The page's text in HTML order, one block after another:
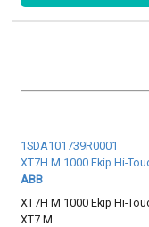
1SDA101739R0001
XT7H M 1000 Ekip Hi-
ABB
XT7H M 1000 Ekip Hi-
XT7 M